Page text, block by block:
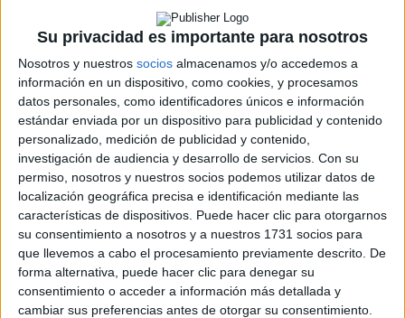
Su privacidad es importante para nosotros
Nosotros y nuestros socios almacenamos y/o accedemos a
información en un dispositivo, como cookies, y procesamos
datos personales, como identificadores únicos e información
estándar enviada por un dispositivo para publicidad y contenido
personalizado, medición de publicidad y contenido,
investigación de audiencia y desarrollo de servicios. Con su
permiso, nosotros y nuestros socios podemos utilizar datos de
localización geográfica precisa e identificación mediante las
características de dispositivos. Puede hacer clic para otorgarnos
su consentimiento a nosotros y a nuestros 1731 socios para
que llevemos a cabo el procesamiento previamente descrito. De
forma alternativa, puede hacer clic para denegar su
consentimiento o acceder a información más detallada y
cambiar sus preferencias antes de otorgar su consentimiento.
Internacionales
Campeonatos Autonómicos
Históricos
Dakar
RallyCross
Circuitos
F1
Fórmula E
F2 / F3 / F4
Resistencia
Indycar
Otros
Producto